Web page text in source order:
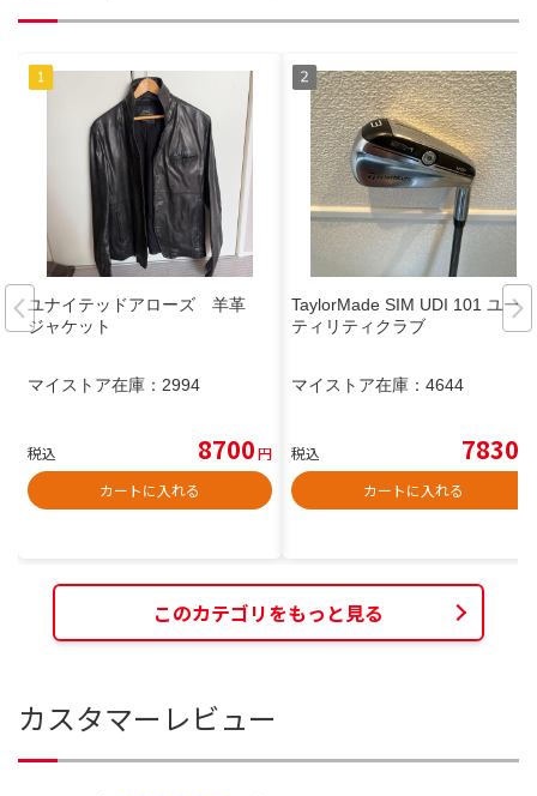
ユナイテッドアローズ 羊革
ジャケット
マイストア在庫： 2994
税込 8700円
カートに入れる
TaylorMade SIM UDI 101 ユー
ティリティクラブ
マイストア在庫： 4644
税込 7830
カートに入れる
このカテゴリをもっと見る
カスタマーレビュー